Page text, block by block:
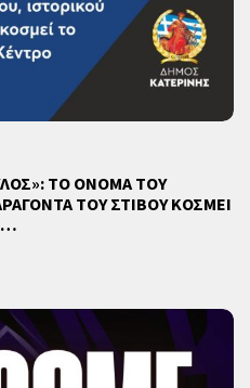
ΤΟ ΟΝΟΜΑ ΤΟΥ
ΤΟΥ ΣΤΙΒΟΥ ΚΟΣΜΕΙ